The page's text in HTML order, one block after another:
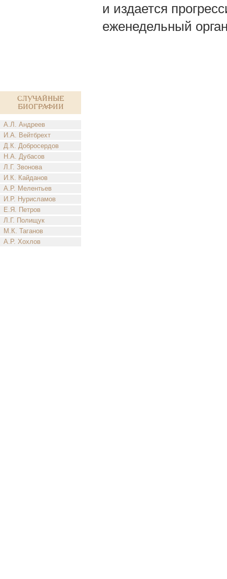
Случайные
биографии
А.Л. Андреев
И.А. Вейтбрехт
Д.К. Добросердов
Н.А. Дубасов
Л.Г. Звонова
И.К. Кайданов
А.Р. Мелентьев
И.Р. Нурисламов
Е.Я. Петров
Л.Г. Полищук
М.К. Таганов
А.Р. Хохлов
и издается
еженедельный